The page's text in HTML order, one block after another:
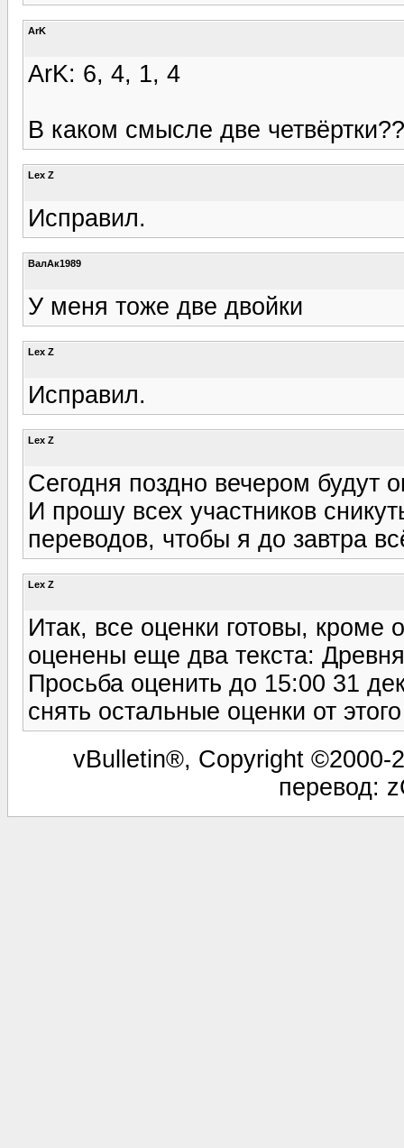
ArK
ArK: 6, 4, 1, 4
В каком смысле две четвёртки??
Lex Z
Исправил.
ВалАк1989
У меня тоже две двойки
Lex Z
Исправил.
Lex Z
Сегодня поздно вечером будут
И прошу всех участников
переводов, чтобы я до завтра
Lex Z
Итак, все оценки готовы, кроме
оценены еще два текста:
Просьба оценить до 15:00 31
снять остальные оценки от
vBulletin®, Copyright ©2000-
перевод: